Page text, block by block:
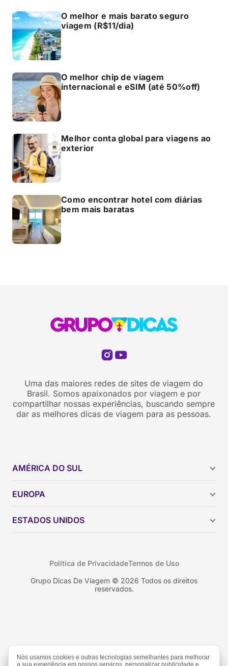
O melhor e mais barato seguro
viagem (R$11/dia)
O melhor chip de viagem
internacional e eSIM (até 50%off)
Melhor conta global para viagens ao
exterior
Como encontrar hotel com diárias
bem mais baratas
Uma das maiores redes de sites de viagem do
Brasil. Somos apaixonados por viagem e por
compartilhar nossas experiências, buscando sempre
dar as melhores dicas de viagem para as pessoas.
AMÉRICA DO SUL
Brasil
Colômbia
EUROPA
ESTADOS UNIDOS
Nova York
Grupo Dicas De Viagem © 2026 Todos os direitos
reservados.
Política de PrivacidadeTermos de Uso
Nós usamos cookies e outras tecnologias semelhantes para melhorar
a sua experiência em nossos serviços, personalizar publicidade e